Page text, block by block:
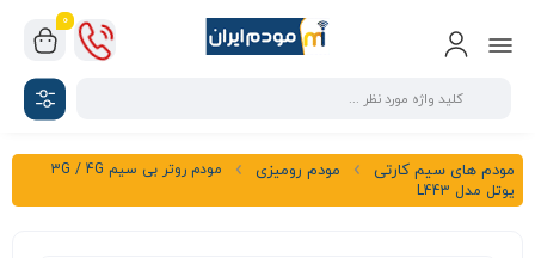
0
مودم های سیم کارتی مودم رومیزی
مودم روتر بی سیم 3G / 4G
یوتل مدل L443